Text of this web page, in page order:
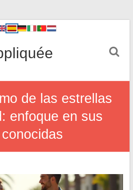
de las estrellas
enfoque en sus